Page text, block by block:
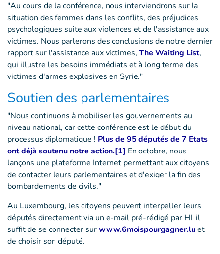
"Au cours de la conférence, nous interviendrons sur la
situation des femmes dans les conflits, des préjudices
psychologiques suite aux violences et de l'assistance aux
victimes. Nous parlerons des conclusions de notre dernier
rapport sur l'assistance aux victimes, The Waiting List,
qui illustre les besoins immédiats et à long terme des
victimes d'armes explosives en Syrie."
Soutien des parlementaires
"Nous continuons à mobiliser les gouvernements au
niveau national, car cette conférence est le début du
processus diplomatique ! Plus de 95 députés de 7 Etats
ont déjà soutenu notre action.[1] En octobre, nous
lançons une plateforme Internet permettant aux citoyens
de contacter leurs parlementaires et d'exiger la fin des
bombardements de civils."
Au Luxembourg, les citoyens peuvent interpeller leurs
députés directement via un e-mail pré-rédigé par HI: il
suffit de se connecter surwww.6moispourgagner.luet
de choisir son député.